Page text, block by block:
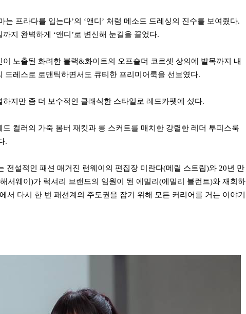
는 프라다를 입는다’의 ‘앤디’ 처럼 메소드 드레싱의 진수를 보여줬다.
지 완벽하게 ‘앤디’로 변신해 눈길을 끌었다.
노출된 화려한 블랙&화이트의 오프숄더 코르셋 상의에 발목까지 내
드레스로 로맨틱하면서도 큐티한 프리미어룩을 선보였다.
지만 좀 더 보수적인 클래식한 스타일로 레드카펫에 섰다.
컬러의 가죽 봄버 재킷과 롱 스커트를 매치한 강렬한 레더 투피스룩
.
전설적인 패션 매거진 런웨이의 편집장 미란다(메릴 스트립)와 20년 만
서웨이)가 럭셔리 브랜드의 임원이 된 에밀리(에밀리 블런트)와 재회하
서 다시 한 번 패션계의 주도권을 잡기 위해 모든 커리어를 거는 이야기